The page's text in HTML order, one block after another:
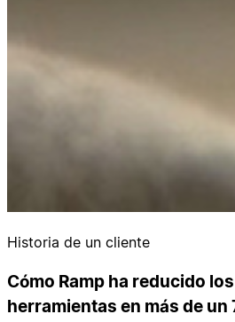
Historia de un cliente
Cómo Ramp ha reducido
herramientas en más de un